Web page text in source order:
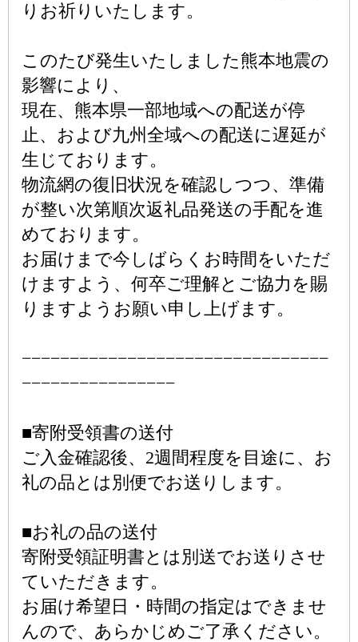
りお祈りいたします。
このたび発生いたしました熊本地震の
影響により、
現在、熊本県一部地域への配送が停
止、および九州全域への配送に遅延が
生じております。
物流網の復旧状況を確認しつつ、準備
が整い次第順次返礼品発送の手配を進
めております。
お届けまで今しばらくお時間をいただ
けますよう、何卒ご理解とご協力を賜
りますようお願い申し上げます。
−−−−−−−−−−−−−−−−−−−−−−−−−−−−−−−−
−−−−−−−−−−−−−−−−
■寄附受領書の送付
ご入金確認後、2週間程度を目途に、お
礼の品とは別便でお送りします。
■お礼の品の送付
寄附受領証明書とは別送でお送りさせ
ていただきます。
お届け希望日・時間の指定はできませ
んので、あらかじめご了承ください。